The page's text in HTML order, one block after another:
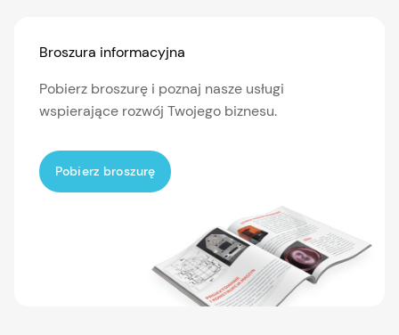
Broszura informacyjna
Pobierz broszurę i poznaj nasze usługi
wspierające rozwój Twojego biznesu.
Pobierz broszurę